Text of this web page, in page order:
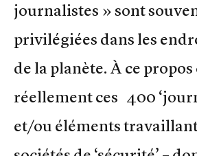
journalistes » sont
privilégiées dans les
de la planète. À ce
réellement ces 400
et/ou éléments